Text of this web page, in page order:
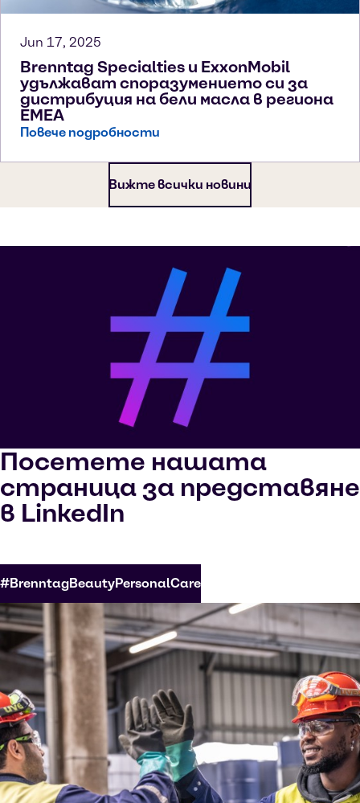
Jun 17, 2025
Brenntag Specialties и ExxonMobil
удължават споразумението си за
дистрибуция на бели масла в региона
EMEA
Повече подробности
Вижте всички новини
Посетете нашата
страница за представяне
в LinkedIn
#BrenntagBeautyPersonalCare